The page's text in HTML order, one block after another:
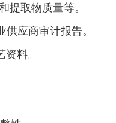
提取物质量等。
供应商审计报告。
料。